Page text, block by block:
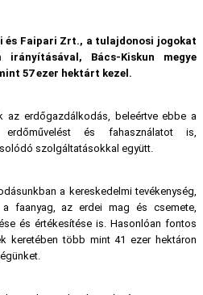
és Faipari Zrt., a tulajdonosi jogokat
irányításával, Bács-Kiskun megye
57 ezer hektárt kezel.
az erdőgazdálkodás, beleértve ebbe a
és fahasználatot is,
szolgáltatásokkal együtt.
a kereskedelmi tevékenység,
a faanyag, az erdei mag és csemete,
és értékesítése is. Hasonlóan fontos
keretében több mint 41 ezer hektáron